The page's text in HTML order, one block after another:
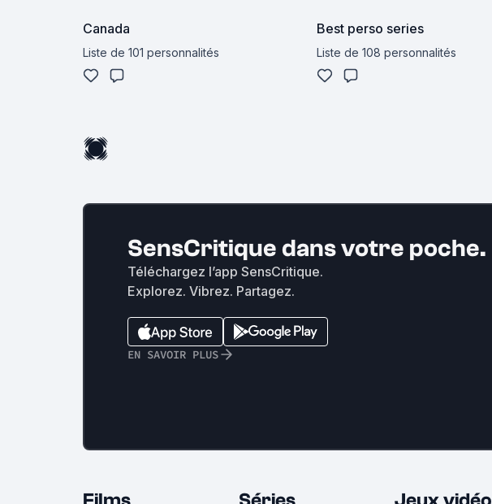
Canada
Liste de 101 personnalités
Best perso series
Liste de 108 personnalités
SensCritique dans votre poche.
Téléchargez l’app SensCritique.
Explorez. Vibrez. Partagez.
EN SAVOIR PLUS